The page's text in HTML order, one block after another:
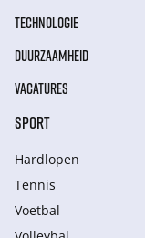
TECHNOLOGIE
DUURZAAMHEID
VACATURES
SPORT
Hardlopen
Tennis
Voetbal